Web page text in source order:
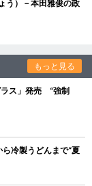
う）－本田雅俊の政
もっと見る
ラス」発売 “強制
冷製うどんまで“夏